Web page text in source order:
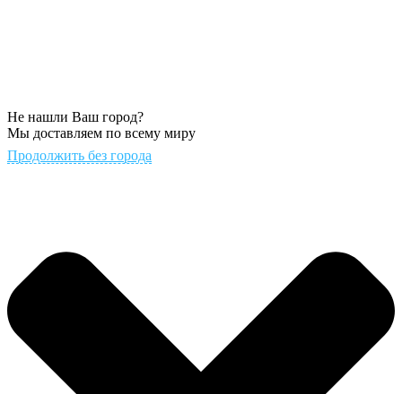
Не нашли Ваш город?
Мы доставляем по всему миру
Продолжить без города